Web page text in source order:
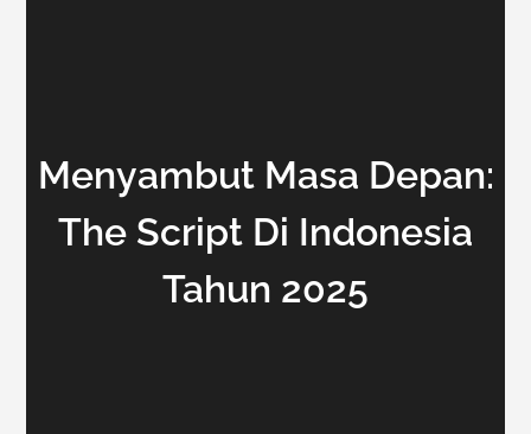
Menyambut Masa Depan:
The Script Di Indonesia
Tahun 2025